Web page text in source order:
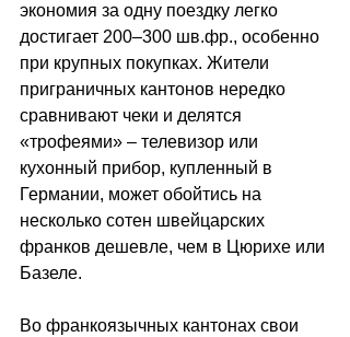
экономия за одну поездку легко
достигает 200–300 шв.фр., особенно
при крупных покупках. Жители
приграничных кантонов нередко
сравнивают чеки и делятся
«трофеями» – телевизор или
кухонный прибор, купленный в
Германии, может обойтись на
несколько сотен швейцарских
франков дешевле, чем в Цюрихе или
Базеле.
Во франкоязычных кантонах свои